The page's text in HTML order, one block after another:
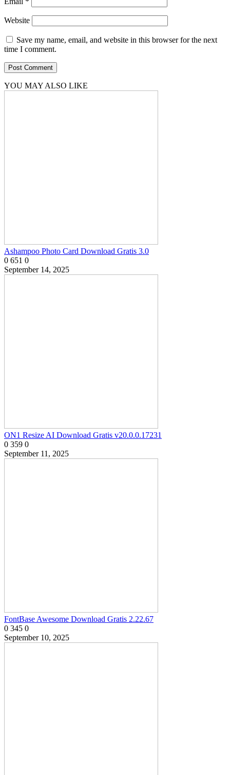
Website
Save my name, email, and website in this browser for the next
time I comment.
YOU MAY ALSO LIKE
Ashampoo Photo Card Download Gratis 3.0
0 651 0
September 14, 2025
ON1 Resize AI Download Gratis v20.0.0.17231
0 359 0
September 11, 2025
FontBase Awesome Download Gratis 2.22.67
0 345 0
September 10, 2025